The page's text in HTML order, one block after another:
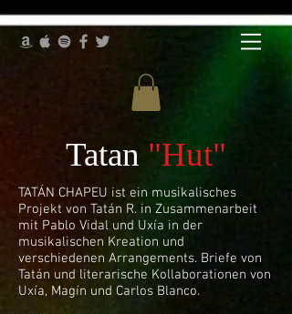
Tatan "Hut"
TATÁN CHAPEU ist ein musikalisches
Projekt von Tatán R. in Zusammenarbeit
mit Pablo Vidal und Uxía in der
musikalischen Kreation und
verschiedenen Arrangements. Briefe von
Tatán und literarische Kollaborationen von
Uxía, Magín und Carlos Blanco.